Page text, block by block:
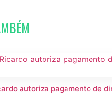
autoriza pagamento de